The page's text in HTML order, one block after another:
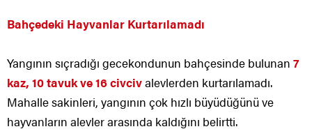
Bahçedeki Hayvanlar Kurtarılamadı
Yangının sıçradığı gecekondunun bahçesinde bulunan 7
kaz, 10 tavuk ve 16 civcivalevlerden kurtarılamadı.
Mahalle sakinleri, yangının çok hızlı büyüdüğünü ve
hayvanların alevler arasında kaldığını belirtti.